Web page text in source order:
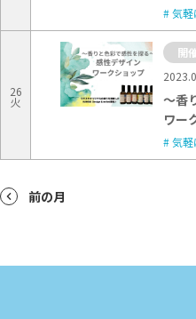
気軽
26
火
開
～香
ワー
気軽
前の月